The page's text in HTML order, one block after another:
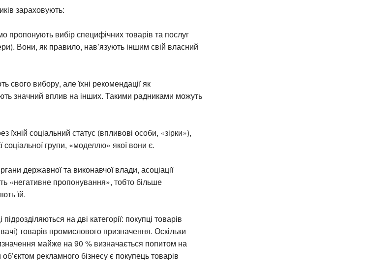
зараховують:
пропонують вибір специфічних товарів та послуг
Вони, як правило, нав’язують іншим свій власний
свого вибору, але їхні рекомендації як
значний вплив на інших. Такими радниками можуть
їхній соціальний статус (впливові особи, «зірки»),
групи, «моделлю» якої вони є.
державної та виконавчої влади, асоціації
«негативне пропонування», тобто більше
їй.
на дві категорії: покупці товарів
товарів промислового призначення. Оскільки
майже на 90 % визначається попитом на
рекламного бізнесу є покупець товарів